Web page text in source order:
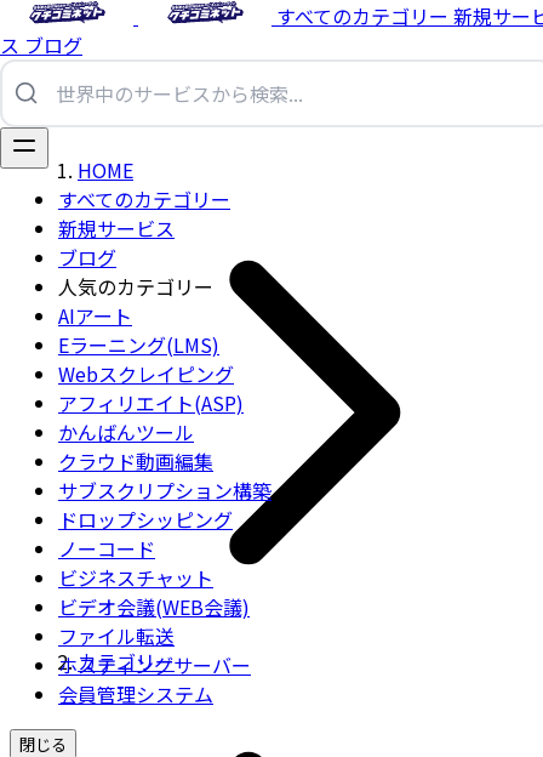
すべてのカテゴリー 新規サー
ス ブログ
すべてのカテゴリー
新規サービス
ブログ
人気のカテゴリー
AIアート
Eラーニング(LMS)
Webスクレイピング
アフィリエイト(ASP)
かんばんツール
クラウド動画編集
サブスクリプション構築
ドロップシッピング
ノーコード
ビジネスチャット
ビデオ会議(WEB会議)
ファイル転送
ホスティングサーバー
会員管理システム
閉じる
HOME
カテゴリー